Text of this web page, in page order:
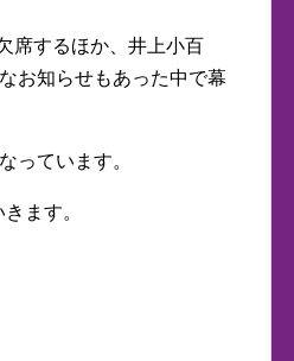
席するほか、井上小百
お知らせもあった中で幕
っています。
ます。